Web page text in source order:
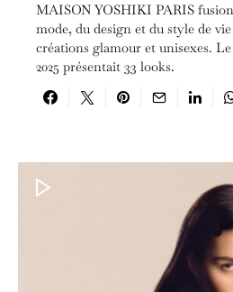
MAISON YOSHIKI PARIS
mode, du design et du style de
créations glamour et unisexes.
2025 présentait 33 looks.